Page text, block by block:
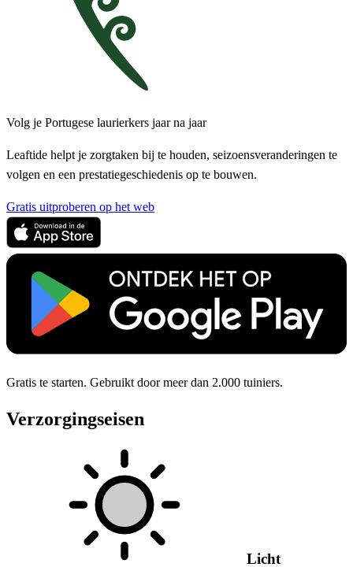
Volg je Portugese laurierkers jaar na jaar
Leaftide helpt je zorgtaken bij te houden, seizoensveranderingen te
volgen en een prestatiegeschiedenis op te bouwen.
Gratis uitproberen op het web
Gratis te starten. Gebruikt door meer dan 2.000 tuiniers.
Verzorgingseisen
Licht